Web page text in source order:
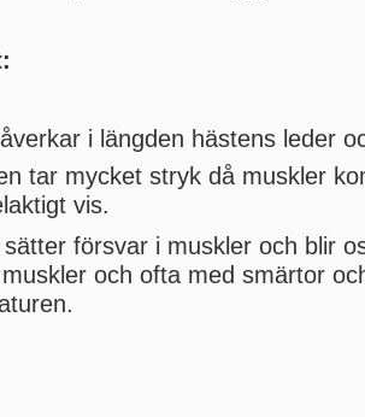
i längden hästens leder
tar mycket stryk då muskler
vis.
sätter försvar i muskler och blir
och ofta med smärtor